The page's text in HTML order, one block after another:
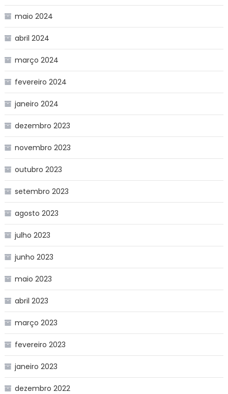
maio 2024
abril 2024
março 2024
fevereiro 2024
janeiro 2024
dezembro 2023
novembro 2023
outubro 2023
setembro 2023
agosto 2023
julho 2023
junho 2023
maio 2023
abril 2023
março 2023
fevereiro 2023
janeiro 2023
dezembro 2022